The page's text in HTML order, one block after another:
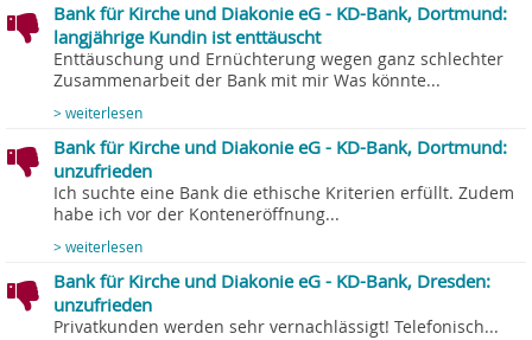
Bank für Kirche und Diakonie eG - KD-Bank, Dortmund:
langjährige Kundin ist enttäuscht
Enttäuschung und Ernüchterung wegen ganz schlechter
Zusammenarbeit der Bank mit mir Was könnte...
> weiterlesen
Bank für Kirche und Diakonie eG - KD-Bank, Dortmund:
unzufrieden
Ich suchte eine Bank die ethische Kriterien erfüllt. Zudem
habe ich vor der Konteneröffnung...
> weiterlesen
Bank für Kirche und Diakonie eG - KD-Bank, Dresden:
unzufrieden
Privatkunden werden sehr vernachlässigt! Telefonisch...